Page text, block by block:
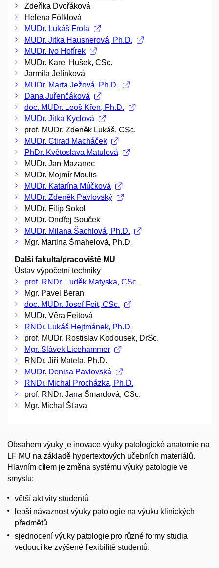
Zdeňka Dvořáková
Helena Fölklová
MUDr. Lukáš Frola
MUDr. Jitka Hausnerová, Ph.D.
MUDr. Ivo Hofírek
MUDr. Karel Hušek, CSc.
Jarmila Jelínková
MUDr. Marta Ježová, Ph.D.
Dana Juřenčáková
doc. MUDr. Leoš Křen, Ph.D.
MUDr. Jitka Kyclová
prof. MUDr. Zdeněk Lukáš, CSc.
MUDr. Ctirad Macháček
PhDr. Květoslava Matulová
MUDr. Jan Mazanec
MUDr. Mojmír Moulis
MUDr. Katarína Múčková
MUDr. Zdeněk Pavlovský
MUDr. Filip Sokol
MUDr. Ondřej Souček
MUDr. Milana Šachlová, Ph.D.
Mgr. Martina Šmahelová, Ph.D.
Další fakulta/pracoviště MU
Ústav výpočetní techniky
prof. RNDr. Luděk Matyska, CSc.
Mgr. Pavel Beran
doc. MUDr. Josef Feit, CSc.
MUDr. Věra Feitová
RNDr. Lukáš Hejtmánek, Ph.D.
prof. MUDr. Rostislav Koďousek, DrSc.
Mgr. Slávek Licehammer
RNDr. Jiří Matela, Ph.D.
MUDr. Denisa Pavlovská
RNDr. Michal Procházka, Ph.D.
prof. RNDr. Jana Šmardová, CSc.
Mgr. Michal Šťava
Obsahem výuky je inovace výuky patologické anatomie na
LF MU na základě hypertextových učebních materiálů.
Hlavním cílem je změna systému výuky patologie ve
smyslu:
větší aktivity studentů
lepší návaznost výuky patologie na výuku klinických
předmětů
sjednocení výuky patologie pro různé formy studia
vedoucí ke zvýšené flexibilitě studentů.